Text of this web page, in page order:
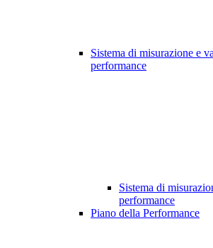
Sistema di misurazione e
performance
Sistema di
performance
Piano della Performance